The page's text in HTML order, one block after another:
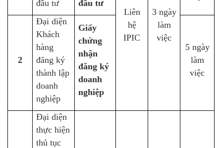
đầu tư
đầu tư
Liên
hệ
IPIC
3 ngày
làm
việc
2
Đại diện
Khách
hàng
đăng ký
thành lập
doanh
nghiệp
Giấy
chứng
nhận
đăng ký
doanh
nghiệp
5 ngày
làm
việc
Đại diện
thực hiện
thủ tục